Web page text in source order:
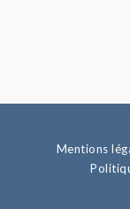
Mentions